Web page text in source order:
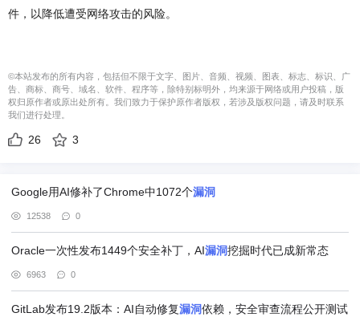
件，以降低遭受网络攻击的风险。
©本站发布的所有内容，包括但不限于文字、图片、音频、视频、图表、标志、标识、广
告、商标、商号、域名、软件、程序等，除特别标明外，均来源于网络或用户投稿，版
权归原作者或原出处所有。我们致力于保护原作者版权，若涉及版权问题，请及时联系
我们进行处理。
26 3
Google用AI修补了Chrome中1072个漏洞
12538 0
Oracle一次性发布1449个安全补丁，AI漏洞挖掘时代已成新常态
6963 0
GitLab发布19.2版本：AI自动修复漏洞依赖，安全审查流程公开测试